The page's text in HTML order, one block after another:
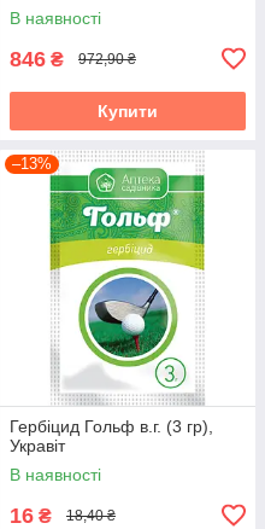
В наявності
846 ₴ 972,90 ₴
Купити
–13%
Гербіцид Гольф в.г. (3 гр),
Укравіт
В наявності
16 ₴ 18,40 ₴